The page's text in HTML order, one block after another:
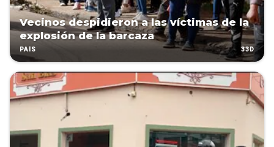
Vecinos despidieron a las víctimas de la
explosión de la barcaza
PAÍS 33D